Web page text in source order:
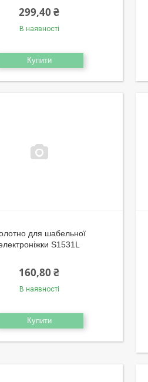
299,40 ₴
В наявності
Купити
для шабельної
S1531L
160,80 ₴
В наявності
Купити